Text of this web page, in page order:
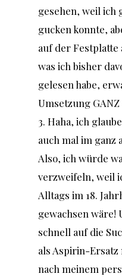
gesehen, weil ich
gucken konnte,
auf der Festplatte
was ich bisher
gelesen habe,
Umsetzung GANZ
3. Haha, ich
auch mal im
Also, ich würde
verzweifeln, weil
Alltags im 18.
gewachsen wäre!
schnell auf die
als Aspirin-Ersatz
nach meinem